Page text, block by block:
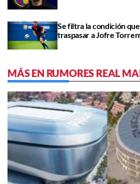
Se filtra la condición
traspasar a Jofre
MÁS EN RUMORES REAL